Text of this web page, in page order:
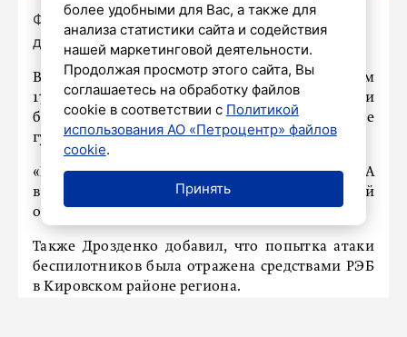
Фото: Роман Пименов / «Петербургский
дневник»
В Ленинградской области ранним утром
17 июля была объявлена опасность атаки
беспилотников, сообщил в телеграм-канале
губернатор региона Александр Дрозденко.
«Внимание, объявлена опасность БПЛА
в воздушном пространстве Ленинградской
области», — сказал он.
Также Дрозденко добавил, что попытка атаки
беспилотников была отражена средствами РЭБ
в Кировском районе региона.
более удобными для Вас, а также для
анализа статистики сайта и содействия
нашей маркетинговой деятельности.
Продолжая просмотр этого сайта, Вы
соглашаетесь на обработку файлов
cookie в соответствии с Политикой
использования АО «Петроцентр» файлов
cookie.
Принять